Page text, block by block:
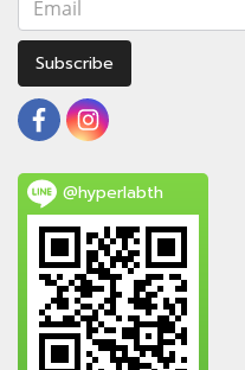
Subscribe
@hyperlabth